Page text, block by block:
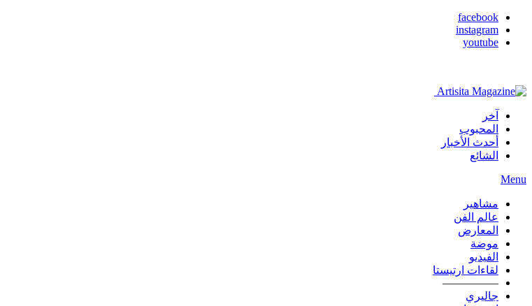
facebook
instagram
youtube
آخر
المحبوب
أحدث الأخبار
الشائع
Menu
مشاهير
عالم الفن
المعارض
موضة
الفيديو
لقاءات ارتيستا
—————
جاليري